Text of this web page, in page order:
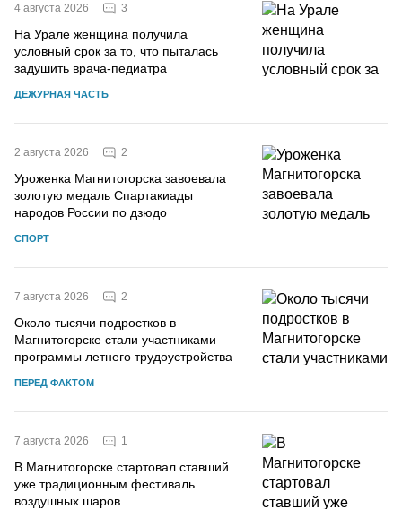
4 августа 2026 3
На Урале женщина получила
условный срок за то, что пыталась
задушить врача-педиатра
ДЕЖУРНАЯ ЧАСТЬ
2 августа 2026 2
Уроженка Магнитогорска завоевала
золотую медаль Спартакиады
народов России по дзюдо
СПОРТ
7 августа 2026 2
Около тысячи подростков в
Магнитогорске стали участниками
программы летнего трудоустройства
ПЕРЕД ФАКТОМ
7 августа 2026 1
В Магнитогорске стартовал ставший
уже традиционным фестиваль
воздушных шаров